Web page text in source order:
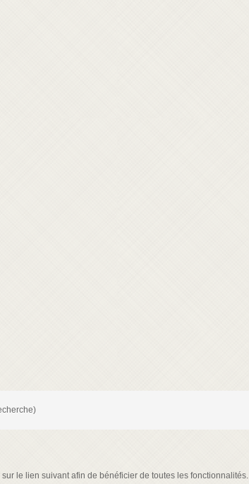
le lien suivant afin de bénéficier de toutes les fonctionnalités.